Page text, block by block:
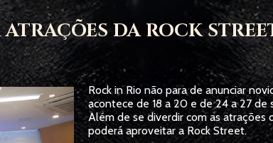
DA ROCK
Rock in Rio não para de anunciar
acontece de 18 a 20 e de 24 a 27 de
Além de se diverdir com as atrações
poderá aproveitar a Rock Street.